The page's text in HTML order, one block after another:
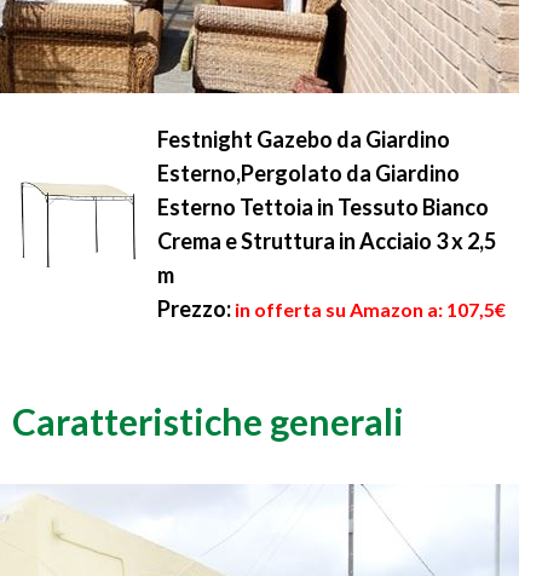
Festnight Gazebo da Giardino
Esterno,Pergolato da Giardino
Esterno Tettoia in Tessuto Bianco
Crema e Struttura in Acciaio 3 x 2,5
m
Prezzo: in offerta su Amazon a: 107,5€
Caratteristiche generali